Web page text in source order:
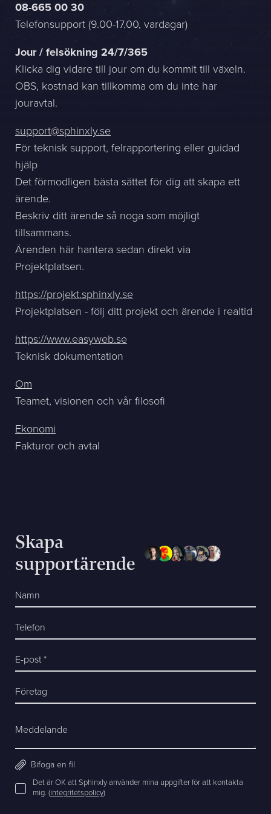
Sphinxly AB
115 26 STHLM
Se på karta
+468-665 00 30
Befintlig kund? Support
Om oss / Kontaktpersoner
Karriär på Sphinxly
LIA / Praktik
08-665 00 30
Telefonsupport (9.00-17.00, vardagar)
Jour / felsökning 24/7/365
Klicka dig vidare till jour om du kommit till växeln.
OBS, kostnad kan tillkomma om du inte har
jouravtal.
support@sphinxly.se
För teknisk support, felrapportering eller guidad
hjälp
Det förmodligen bästa sättet för dig att skapa ett
ärende.
Beskriv ditt ärende så noga som möjligt
tillsammans.
Ärenden här hantera sedan direkt via
Projektplatsen.
https://projekt.sphinxly.se
Projektplatsen - följ ditt projekt och ärende i realtid
https://www.easyweb.se
Teknisk dokumentation
Om
Teamet, visionen och vår filosofi
Ekonomi
Fakturor och avtal
Skapa
supportärende
Namn
Telefon
E-post *
Företag
Meddelande
Bifoga en fil
Det är OK att Sphinxly använder mina uppgifter för att kontakta
mig. (integritetspolicy)